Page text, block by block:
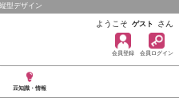
型デザイン
ようこそ ゲスト さん
会員登録 会員ログイン
豆知識・情報